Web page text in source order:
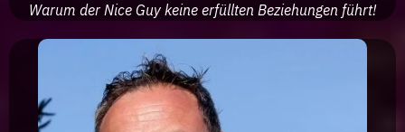
Warum der Nice Guy keine erfüllten Beziehungen führt!